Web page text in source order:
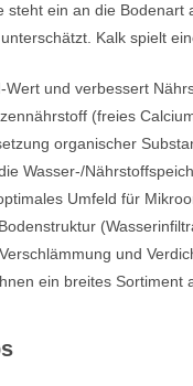
steht ein an die
Kalk spielt
Wert und verbessert
(freies
organischer
Wasser-/
Umfeld für
und
ein breites Sortiment